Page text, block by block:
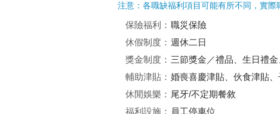
注意：各職缺福利項目可能有所不同，實際
保險福利： 職災保險
休假制度： 週休二日
獎金制度： 三節獎金／禮品、生日禮
輔助津貼： 婚喪喜慶津貼、伙食津貼
休閒娛樂： 尾牙/不定期餐敘
福利設施： 員工停車位